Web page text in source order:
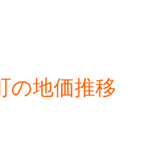
の地価推移